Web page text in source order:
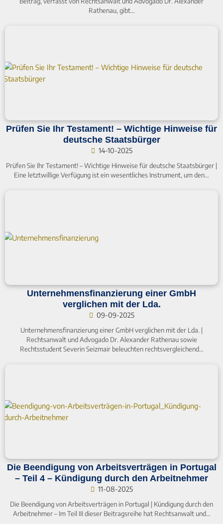
Rathenau, gibt…
Prüfen Sie Ihr Testament! – Wichtige Hinweise für
deutsche Staatsbürger
14-10-2025
Prüfen Sie Ihr Testament! – Wichtige Hinweise für deutsche Staatsbürger |
Eine letztwillige Verfügung ist ein wesentliches Instrument, um den…
Unternehmensfinanzierung einer GmbH
verglichen mit der Lda.
09-09-2025
Unternehmensfinanzierung einer GmbH verglichen mit der Lda. |
Rechtsanwalt und Advogado Dr. Alexander Rathenau sowie
Rechtsstudent Severin Seizmair beleuchten rechtsvergleichend…
Die Beendigung von Arbeitsverträgen in Portugal
– Teil 4 – Kündigung durch den Arbeitnehmer
11-08-2025
Die Beendigung von Arbeitsverträgen in Portugal | Kündigung durch den
Arbeitnehmer – Im Teil III dieser Beitragsreihe hat Rechtsanwalt und…